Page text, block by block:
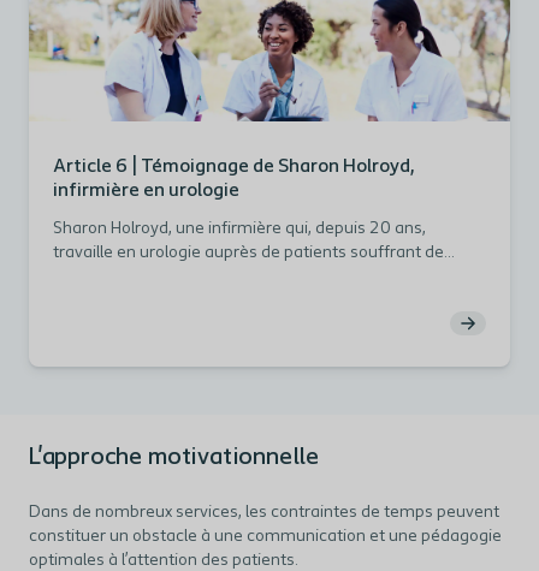
Article 6 | Témoignage de Sharon Holroyd,
infirmière en urologie
Sharon Holroyd, une infirmière qui, depuis 20 ans,
travaille en urologie auprès de patients souffrant de
L'approche motivationnelle
Dans de nombreux services, les contraintes de temps peuvent
constituer un obstacle à une communication et une pédagogie
optimales à l’attention des patients.